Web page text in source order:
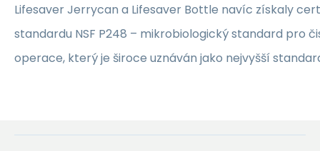
Lifesaver Jerrycan a Lifesaver Bottle navíc získaly
standardu NSF P248 – mikrobiologický standard pro
operace, který je široce uznáván jako nejvyšší